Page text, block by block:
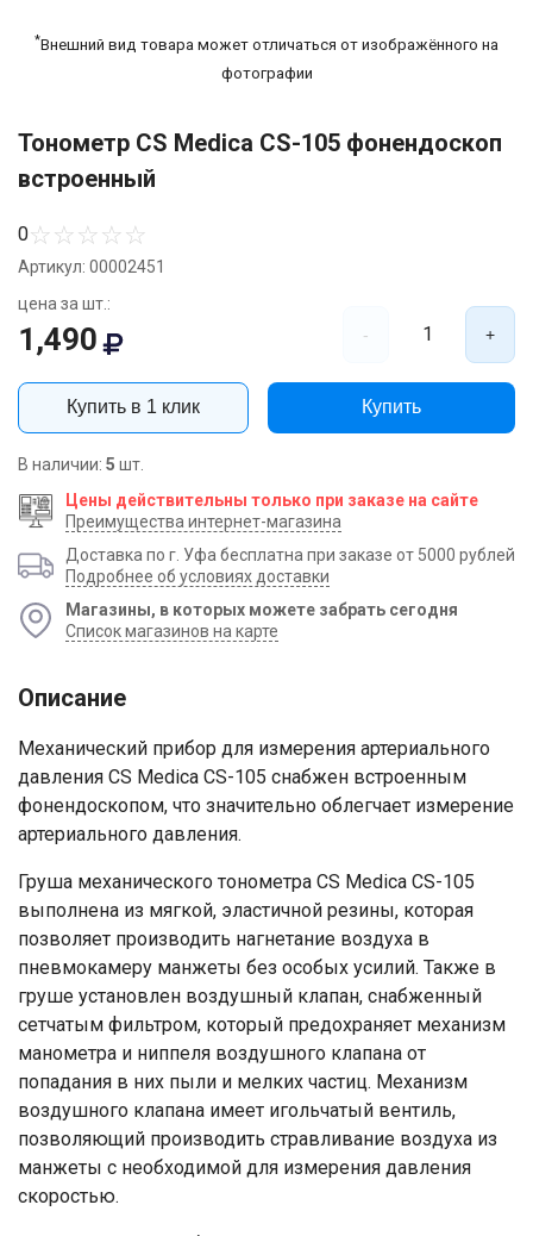
*Внешний вид товара может отличаться от изображённого на
фотографии
Тонометр CS Medica СS-105 фонендоскоп
встроенный
0☆☆☆☆☆
Артикул: 00002451
цена за шт.:
1,490 - 1 +
Купить в 1 клик Купить
В наличии: 5 шт.
Цены действительны только при заказе на сайте
Преимущества интернет-магазина
Доставка по г. Уфа бесплатна при заказе от 5000 рублей
Подробнее об условиях доставки
Магазины, в которых можете забрать сегодня
Список магазинов на карте
Описание
Механический прибор для измерения артериального
давления CS Medica CS-105 снабжен встроенным
фонендоскопом, что значительно облегчает измерение
артериального давления.
Груша механического тонометра CS Medica CS-105
выполнена из мягкой, эластичной резины, которая
позволяет производить нагнетание воздуха в
пневмокамеру манжеты без особых усилий. Также в
груше установлен воздушный клапан, снабженный
сетчатым фильтром, который предохраняет механизм
манометра и ниппеля воздушного клапана от
попадания в них пыли и мелких частиц. Механизм
воздушного клапана имеет игольчатый вентиль,
позволяющий производить стравливание воздуха из
манжеты с необходимой для измерения давления
скоростью.